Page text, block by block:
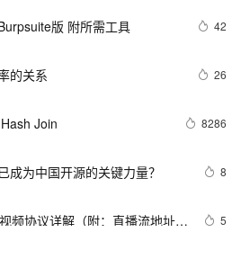
版 附所需工具 42
的关系 26
Join 8286
成为中国开源的关键力量？ 8
频协议详解（附：直播流地址、
5